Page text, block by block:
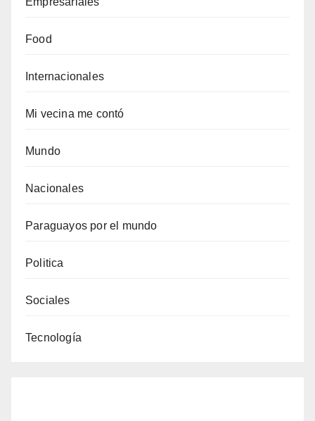
Food
Internacionales
Mi vecina me contó
Mundo
Nacionales
Paraguayos por el mundo
Politica
Sociales
Tecnología